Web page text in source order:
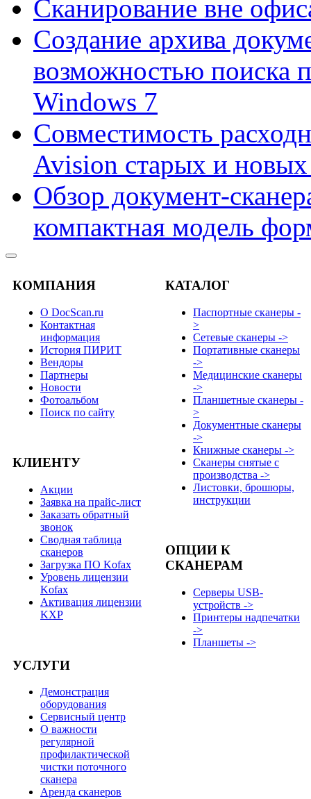
Сканирование вне
Создание архива
возможностью поиска
Windows 7
Совместимость
Avision старых и новых
Обзор документ-
компактная модель
КОМПАНИЯ
О DocScan.ru
Контактная
информация
История ПИРИТ
Вендоры
Партнеры
Новости
Фотоальбом
Поиск по сайту
КЛИЕНТУ
Акции
Заявка на прайс-лист
Заказать обратный
звонок
Сводная таблица
сканеров
Загрузка ПО Kofax
Уровень лицензии
Kofax
Активация лицензии
KXP
УСЛУГИ
Демонстрация
оборудования
Сервисный центр
О важности
регулярной
профилактической
чистки поточного
сканера
Аренда сканеров
КАТАЛОГ
Паспортные сканеры -
>
Сетевые сканеры ->
Портативные сканеры
->
Медицинские сканеры
->
Планшетные сканеры -
>
Документные сканеры
->
Книжные сканеры ->
Сканеры снятые с
производства ->
Листовки, брошюры,
инструкции
ОПЦИИ К
СКАНЕРАМ
Серверы USB-
устройств ->
Принтеры надпечатки
->
Планшеты ->